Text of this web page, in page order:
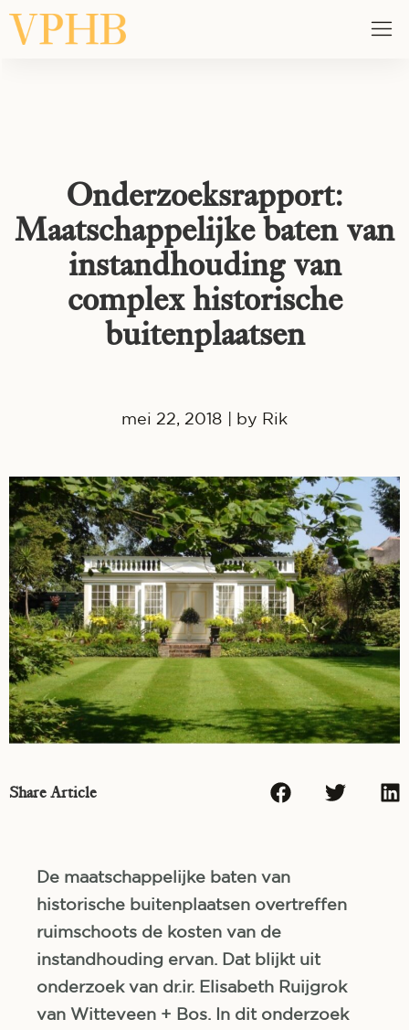
Onderzoeksrapport:
Maatschappelijke baten van
instandhouding van
complex historische
buitenplaatsen
mei 22, 2018 | by Rik
Share Article
De maatschappelijke baten van
historische buitenplaatsen overtreffen
ruimschoots de kosten van de
instandhouding ervan. Dat blijkt uit
onderzoek van dr.ir. Elisabeth Ruijgrok
van Witteveen + Bos. In dit onderzoek